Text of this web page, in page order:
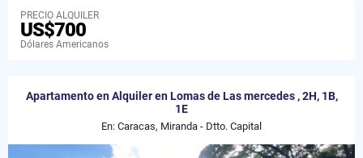
PRECIO ALQUILER
US$700
Dólares Americanos
Apartamento en Alquiler en Lomas de Las mercedes , 2H, 1B,
1E
En: Caracas, Miranda - Dtto. Capital